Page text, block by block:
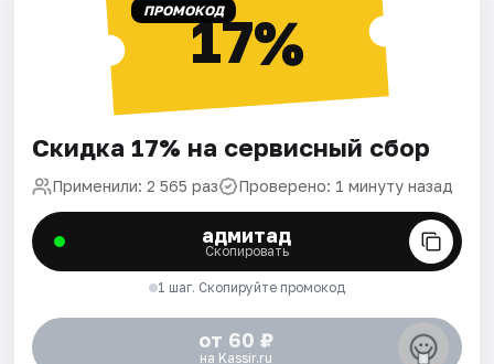
ПРОМОКОД17%
Скидка 17% на сервисный сбор
Применили: 2 565 раз Проверено: 1 минуту назад
адмитад
Скопировать
1 шаг. Скопируйте промокод
от 60 ₽
на Kassir.ru